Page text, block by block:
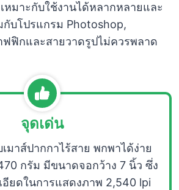
หมาะกับใช้งานได้หลากหลายและ
กับโปรแกรม Photoshop,
ฟฟิกและสายวาดรูปไม่ควรพลาด
จุดเด่น
มาส์ปากกาไร้สาย พกพาได้ง่าย
กรัม มีขนาดจอกว้าง 7 นิ้ว ซึ่ง
อียดในการแสดงภาพ 2,540 lpi